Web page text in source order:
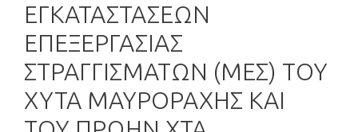
ΕΓΚΑΤΑΣΤΑΣΕΩΝ
ΕΠΕΞΕΡΓΑΣΙΑΣ
ΣΤΡΑΓΓΙΣΜΑΤΩΝ (ΜΕΣ) ΤΟΥ
ΧΥΤΑ ΜΑΥΡΟΡΑΧΗΣ ΚΑΙ